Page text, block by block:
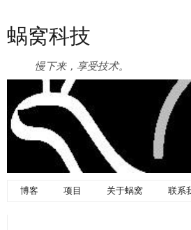
蜗窝科技
慢下来，享受技术。
博客 项目 关于蜗窝 联系